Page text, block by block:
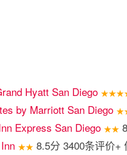
Hyatt San Diego
by Marriott San Diego
Express San Diego ★★
★★ 8.5分 3400条评价+